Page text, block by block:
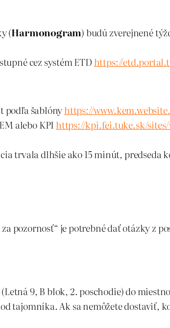
(Harmonogram) budú zverejnené
cez systém ETDhttps://
podľa šablónyhttps://
alebo KPIhttps://kpi.fei.tuke.sk/
trvala dlhšie ako 15 minút, predseda
pozornosť“ je potrebné dať otázky z
9, B blok, 2. poschodie) do
tajomníka. Ak sa nemôžete dostaviť,